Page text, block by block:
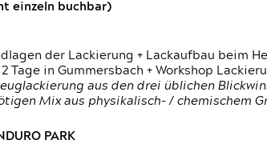
einzeln buchbar)
der Lackierung + Lackaufbau beim
Tage in Gummersbach + Workshop
aus den drei üblichen
Mix aus physikalisch- / chemischem
PARK